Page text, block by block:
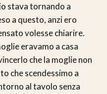
stava tornando a
a questo, anzi ero
volesse chiarire.
eravamo a casa
che la moglie non
che scendessimo a
al tavolo senza